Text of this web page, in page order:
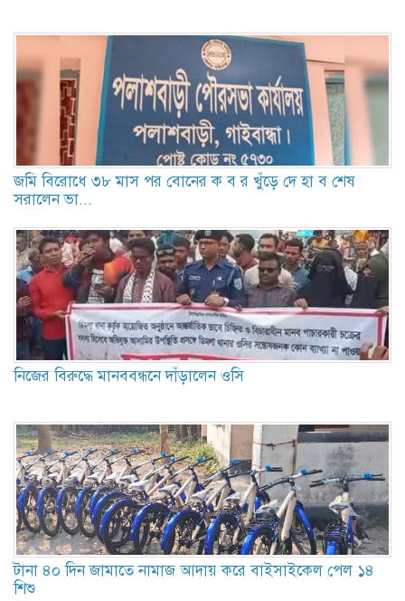
জমি বিরোধে ৩৮ মাস পর বোনের ক ব র খুঁড়ে দে হা ব শেষ
সরালেন ভা...
নিজের বিরুদ্ধে মানববন্ধনে দাঁড়ালেন ওসি
টানা ৪০ দিন জামাতে নামাজ আদায় করে বাইসাইকেল পেল ১৪
শিশু